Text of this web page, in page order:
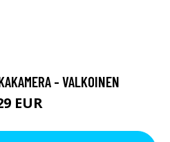
- VALKOINEN
EUR